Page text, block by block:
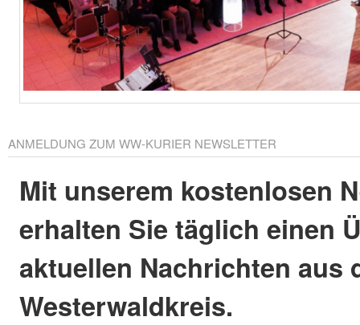
ANMELDUNG ZUM WW-KURIER NEWSLETTER
Mit unserem kostenlosen
erhalten Sie täglich einen
aktuellen Nachrichten aus
Westerwaldkreis.